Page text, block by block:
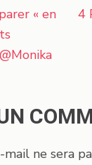
« en
4
ne sera